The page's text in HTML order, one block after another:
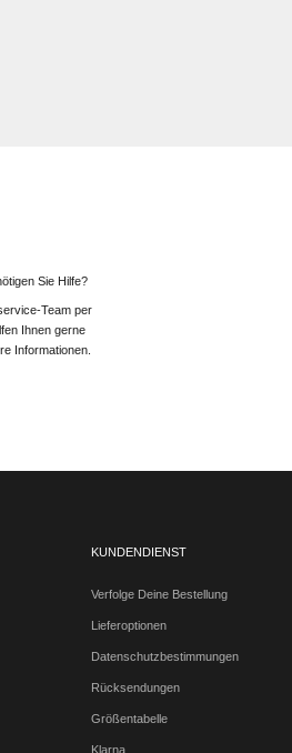
Sie Hilfe?
Team per
Ihnen gerne
Informationen.
KUNDENDIENST
Verfolge Deine Bestellung
Lieferoptionen
Datenschutzbestimmungen
Rücksendungen
Größentabelle
Klarna